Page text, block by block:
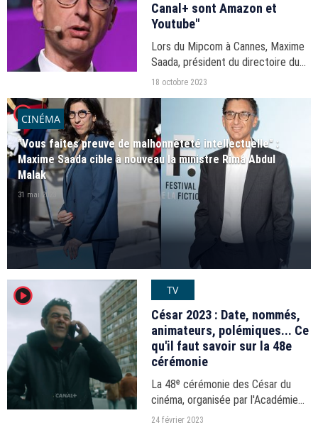
Canal+ sont Amazon et
Youtube"
Lors du Mipcom à Cannes, Maxime
Saada, président du directoire du
groupe Canal+, est revenu sur la
Puremédias y était.
18 octobre 2023
player2CINÉMA
"Vous faites preuve de malhonnêteté intellectuelle" :
Maxime Saada cible à nouveau la ministre Rima Abdul
Malak
31 mai 2023
player2 TV
César 2023 : Date, nommés,
animateurs, polémiques... Ce
qu'il faut savoir sur la 48e
cérémonie
La 48ᵉ cérémonie des César du
cinéma, organisée par l'Académie
des arts et techniques du cinéma,
24 février 2023